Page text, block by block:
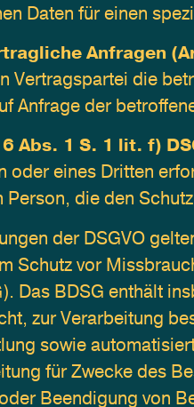
Daten für einen
Anfragen
Vertragspartei die
Anfrage der
Abs. 1 S. 1 lit. f)
oder eines Dritten
die den
der DSGVO
Schutz vor
Das BDSG enthält
zur Verarbeitung
sowie
für Zwecke des
Beendigung von